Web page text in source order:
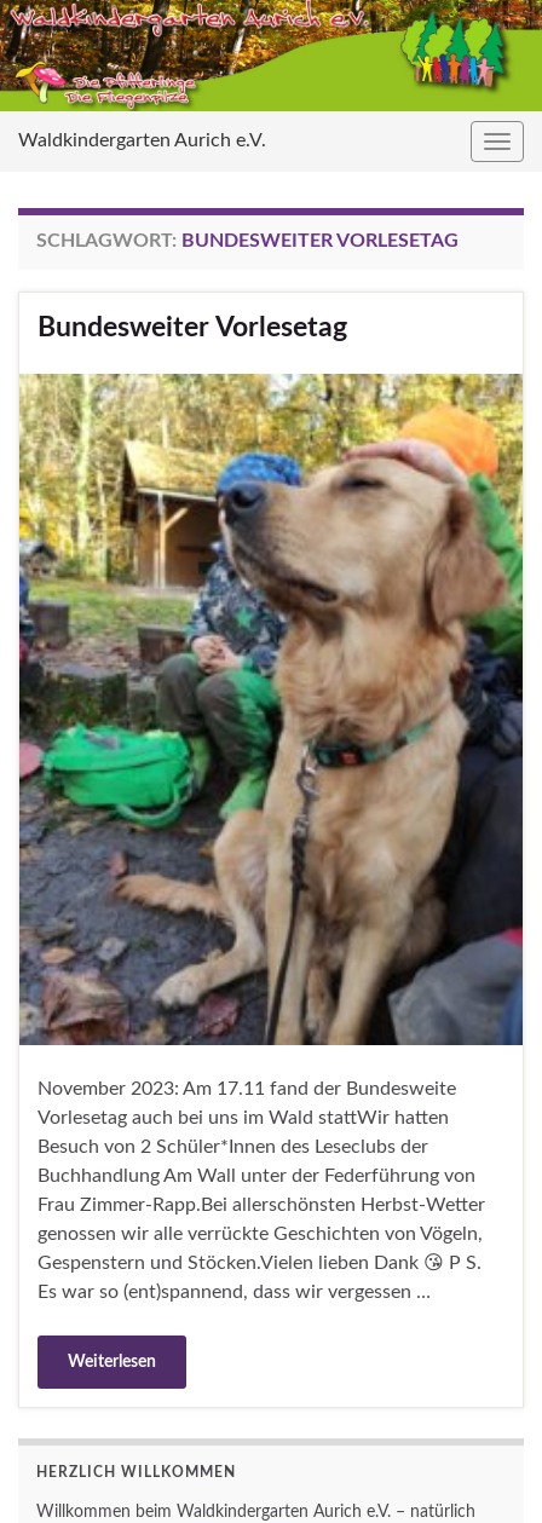
Waldkindergarten Aurich e.V.
SCHLAGWORT: BUNDESWEITER VORLESETAG
Bundesweiter Vorlesetag
November 2023: Am 17.11 fand der Bundesweite
Vorlesetag auch bei uns im Wald stattWir hatten
Besuch von 2 Schüler*Innen des Leseclubs der
Buchhandlung Am Wall unter der Federführung von
Frau Zimmer-Rapp.Bei allerschönsten Herbst-Wetter
genossen wir alle verrückte Geschichten von Vögeln,
Gespenstern und Stöcken.Vielen lieben Dank 😘 P S.
Es war so (ent)spannend, dass wir vergessen …
Weiterlesen
HERZLICH WILLKOMMEN
Willkommen beim Waldkindergarten Aurich e.V. – natürlich